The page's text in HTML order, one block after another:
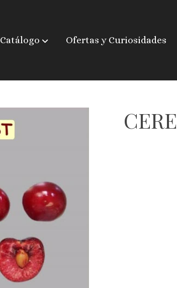
Catálogo Ofertas y Curiosidades